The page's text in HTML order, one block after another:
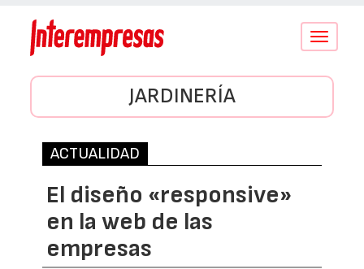
Conmutar
JARDINERÍA
ACTUALIDAD
El diseño «responsive»
en la web de las
empresas